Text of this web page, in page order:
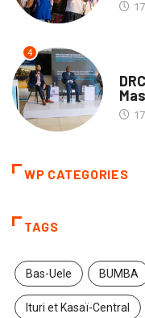
4
WP CATEGORIES
TAGS
Bas-Uele BUMBA
Ituri et Kasaï-Central